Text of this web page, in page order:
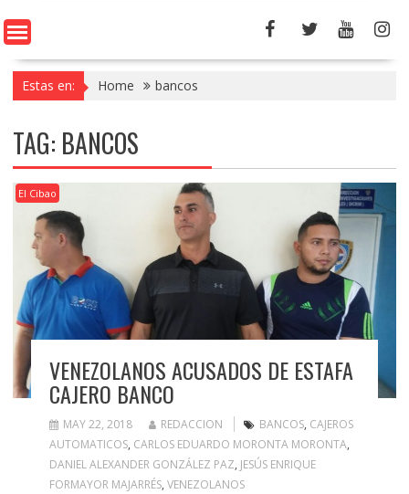
Estas en: Home bancos
TAG: BANCOS
El Cibao
VENEZOLANOS ACUSADOS DE ESTAFA
CAJERO BANCO
MAY 22, 2018 REDACCION BANCOS, CAJEROS
AUTOMATICOS, CARLOS EDUARDO MORONTA MORONTA,
DANIEL ALEXANDER GONZÁLEZ PAZ, JESÚS ENRIQUE
FORMAYOR MAJARRÉS, VENEZOLANOS